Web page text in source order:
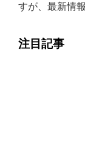
すが、最新情
注目記事